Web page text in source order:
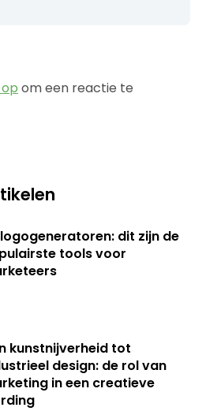
om een reactie te
dit zijn de
tools voor
kunstnijverheid tot
design: de rol van
in een creatieve